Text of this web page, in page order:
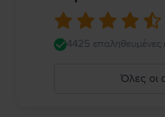
κανόνες που απαγορεύουν ή
ακουστικών. Η χρήση
φόρτιση παρουσία υγρασίας
ηλεκτροπληξία, τραυματισμό ή
ro/guide/iphone/iph301fc905/ios
4425 επαληθευμένες
Όλες οι